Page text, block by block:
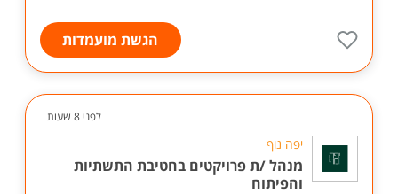
הגשת מועמדות
לפני 8 שעות
יפה נוף
מנהל /ת פרויקטים בחטיבת התשתיות
והפיתוח